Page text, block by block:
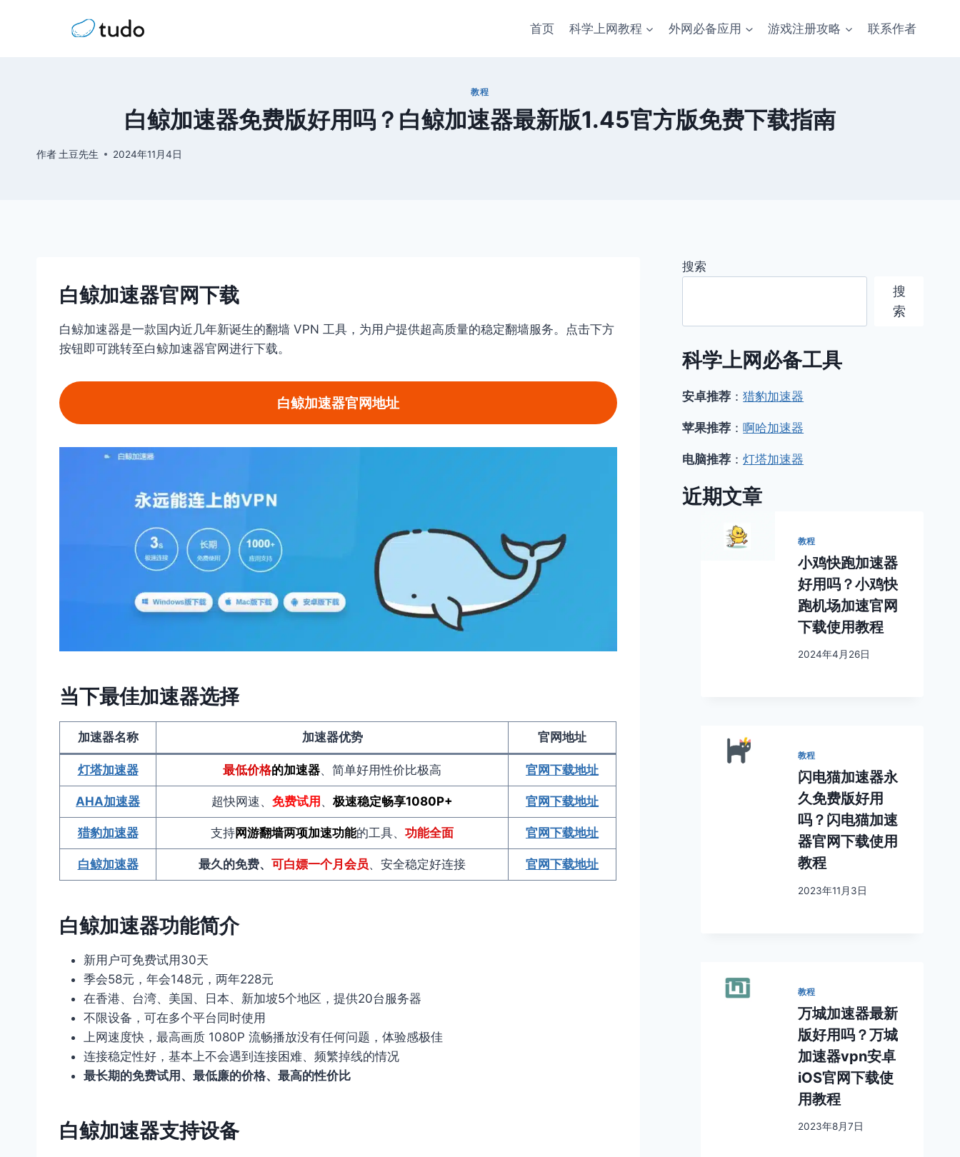
首页 科学上网教程 外网必备应用 游戏注册攻略 联系作者
教程
白鲸加速器免费版好用吗？白鲸加速器最新版1.45官方版免费下载指南
作者 土豆先生 2024年11月4日
白鲸加速器官网下载
白鲸加速器是一款国内近几年新诞生的翻墙 VPN 工具，为用户提供超高质量的稳定翻墙服务。点击下方
按钮即可跳转至白鲸加速器官网进行下载。
白鲸加速器官网地址
当下最佳加速器选择
加速器名称 加速器优势 官网地址
灯塔加速器 最低价格的加速器、简单好用性价比极高 官网下载地址
AHA加速器 超快网速、 免费试用 、 极速稳定畅享1080P+ 官网下载地址
猎豹加速器 支持网游翻墙两项加速功能的工具、 功能全面 官网下载地址
白鲸加速器 最久的免费、 可白嫖一个月会员、安全稳定好连接 官网下载地址
白鲸加速器功能简介
新用户可免费试用30天
季会58元，年会148元，两年228元
在香港、台湾、美国、日本、新加坡5个地区，提供20台服务器
不限设备，可在多个平台同时使用
上网速度快，最高画质 1080P 流畅播放没有任何问题，体验感极佳
连接稳定性好，基本上不会遇到连接困难、频繁掉线的情况
最长期的免费试用、最低廉的价格、最高的性价比
白鲸加速器支持设备
搜索
搜
索
科学上网必备工具
安卓推荐 ：猎豹加速器
苹果推荐 ：啊哈加速器
电脑推荐 ：灯塔加速器
近期文章
教程
小鸡快跑加速器
好用吗？小鸡快
跑机场加速官网
下载使用教程
2024年4月26日
教程
闪电猫加速器永
久免费版好用
吗？闪电猫加速
器官网下载使用
教程
2023年11月3日
教程
万城加速器最新
版好用吗？万城
加速器vpn安卓
iOS官网下载使
用教程
2023年8月7日